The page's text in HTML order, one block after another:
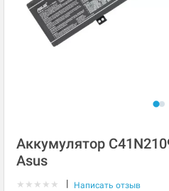
Аккумулятор
Asus
★ ★ ★ ★ ★ | Написать отзыв